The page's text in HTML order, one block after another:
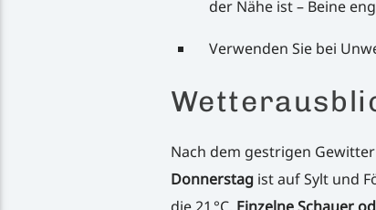
der Nähe ist – Beine
Verwenden Sie bei
Nach dem gestrigen
Donnerstagist auf Sylt und